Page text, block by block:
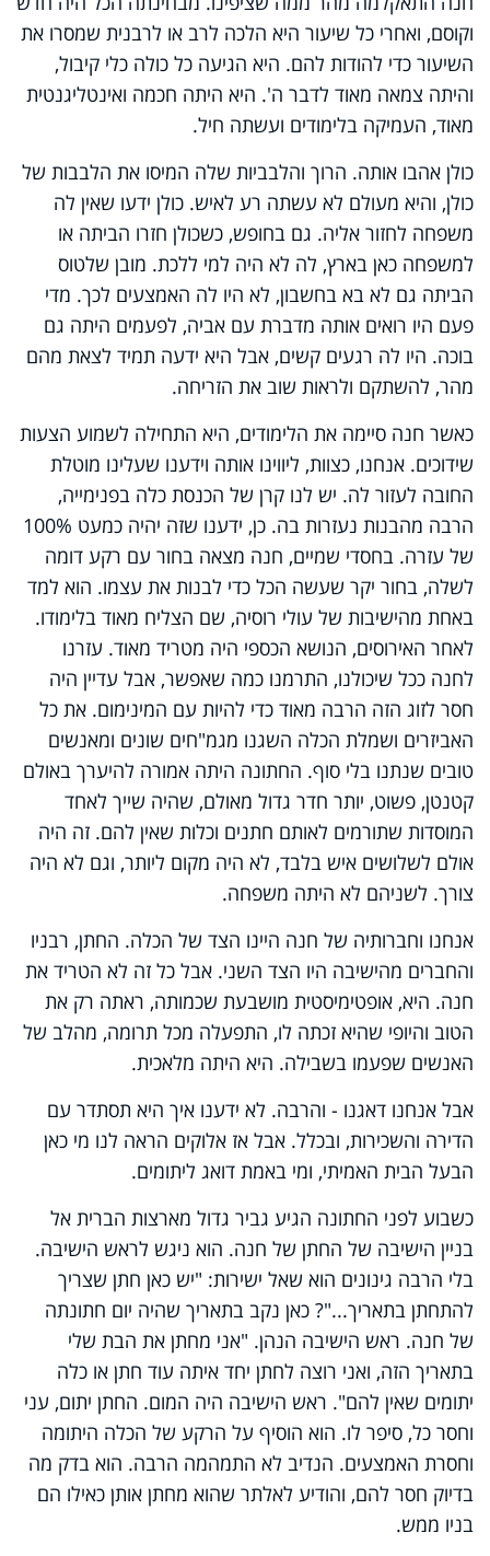
וקוסם, ואחרי כל שיעור היא הלכה לרב או לרבנית שמסרו את
השיעור כדי להודות להם. היא הגיעה כל כולה כלי קיבול,
והיתה צמאה מאוד לדבר ה'. היא היתה חכמה ואינטליגנטית
מאוד, העמיקה בלימודים ועשתה חיל.
כולן אהבו אותה. הרוך והלבביות שלה המיסו את הלבבות של
כולן, והיא מעולם לא עשתה רע לאיש. כולן ידעו שאין לה
משפחה לחזור אליה. גם בחופש, כשכולן חזרו הביתה או
למשפחה כאן בארץ, לה לא היה למי ללכת. מובן שלטוס
הביתה גם לא בא בחשבון, לא היו לה האמצעים לכך. מדי
פעם היו רואים אותה מדברת עם אביה, לפעמים היתה גם
בוכה. היו לה רגעים קשים, אבל היא ידעה תמיד לצאת מהם
מהר, להשתקם ולראות שוב את הזריחה.
כאשר חנה סיימה את הלימודים, היא התחילה לשמוע הצעות
שידוכים. אנחנו, כצוות, ליווינו אותה וידענו שעלינו מוטלת
החובה לעזור לה. יש לנו קרן של הכנסת כלה בפנימייה,
הרבה מהבנות נעזרות בה. כן, ידענו שזה יהיה כמעט 100%
של עזרה. בחסדי שמיים, חנה מצאה בחור עם רקע דומה
לשלה, בחור יקר שעשה הכל כדי לבנות את עצמו. הוא למד
באחת מהישיבות של עולי רוסיה, שם הצליח מאוד בלימודו.
לאחר האירוסים, הנושא הכספי היה מטריד מאוד. עזרנו
לחנה ככל שיכולנו, התרמנו כמה שאפשר, אבל עדיין היה
חסר לזוג הזה הרבה מאוד כדי להיות עם המינימום. את כל
האביזרים ושמלת הכלה השגנו מגמ"חים שונים ומאנשים
טובים שנתנו בלי סוף. החתונה היתה אמורה להיערך באולם
קטנטן, פשוט, יותר חדר גדול מאולם, שהיה שייך לאחד
המוסדות שתורמים לאותם חתנים וכלות שאין להם. זה היה
אולם לשלושים איש בלבד, לא היה מקום ליותר, וגם לא היה
צורך. לשניהם לא היתה משפחה.
אנחנו וחברותיה של חנה היינו הצד של הכלה. החתן, רבניו
והחברים מהישיבה היו הצד השני. אבל כל זה לא הטריד את
חנה. היא, אופטימיסטית מושבעת שכמותה, ראתה רק את
הטוב והיופי שהיא זכתה לו, התפעלה מכל תרומה, מהלב של
האנשים שפעמו בשבילה. היא היתה מלאכית.
אבל אנחנו דאגנו - והרבה. לא ידענו איך היא תסתדר עם
הדירה והשכירות, ובכלל. אבל אז אלוקים הראה לנו מי כאן
הבעל הבית האמיתי, ומי באמת דואג ליתומים.
כשבוע לפני החתונה הגיע גביר גדול מארצות הברית אל
בניין הישיבה של החתן של חנה. הוא ניגש לראש הישיבה.
בלי הרבה גינונים הוא שאל ישירות: "יש כאן חתן שצריך
להתחתן בתאריך..."? כאן נקב בתאריך שהיה יום חתונתה
של חנה. ראש הישיבה הנהן. "אני מחתן את הבת שלי
בתאריך הזה, ואני רוצה לחתן יחד איתה עוד חתן או כלה
יתומים שאין להם". ראש הישיבה היה המום. החתן יתום, עני
וחסר כל, סיפר לו. הוא הוסיף על הרקע של הכלה היתומה
וחסרת האמצעים. הנדיב לא התמהמה הרבה. הוא בדק מה
בדיוק חסר להם, והודיע לאלתר שהוא מחתן אותן כאילו הם
בניו ממש.